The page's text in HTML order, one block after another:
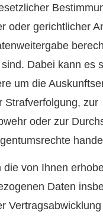
oder gerichtlicher
Dabei kann es
um die
Strafverfolgung, zur
oder zur
die von Ihnen
Daten